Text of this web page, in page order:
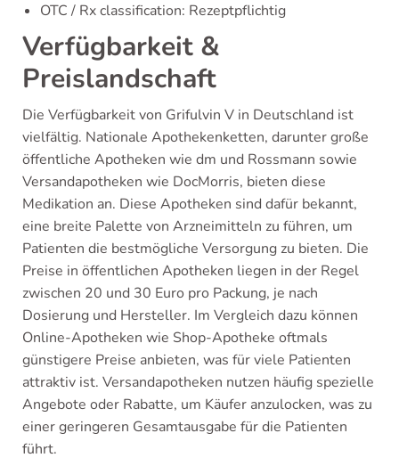
OTC / Rx classification: Rezeptpflichtig
Verfügbarkeit &
Preislandschaft
Die Verfügbarkeit von Grifulvin V in Deutschland ist
vielfältig. Nationale Apothekenketten, darunter große
öffentliche Apotheken wie dm und Rossmann sowie
Versandapotheken wie DocMorris, bieten diese
Medikation an. Diese Apotheken sind dafür bekannt,
eine breite Palette von Arzneimitteln zu führen, um
Patienten die bestmögliche Versorgung zu bieten. Die
Preise in öffentlichen Apotheken liegen in der Regel
zwischen 20 und 30 Euro pro Packung, je nach
Dosierung und Hersteller. Im Vergleich dazu können
Online-Apotheken wie Shop-Apotheke oftmals
günstigere Preise anbieten, was für viele Patienten
attraktiv ist. Versandapotheken nutzen häufig spezielle
Angebote oder Rabatte, um Käufer anzulocken, was zu
einer geringeren Gesamtausgabe für die Patienten
führt.